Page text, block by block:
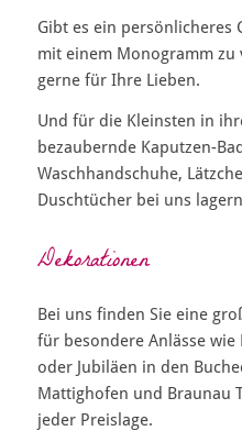
Gibt es ein persönlicheres
mit einem Monogramm zu
gerne für Ihre Lieben.
Und für die Kleinsten in
bezaubernde Kaputzen-
Waschhandschuhe,
Duschtücher bei uns
Dekorationen
Bei uns finden Sie eine
für besondere Anlässe
oder Jubiläen in den
Mattighofen und Braunau
jeder Preislage.